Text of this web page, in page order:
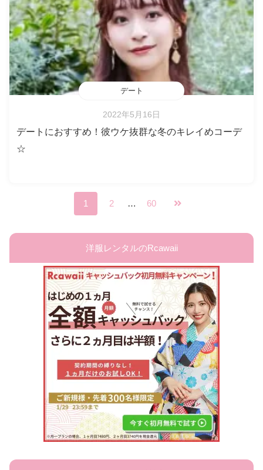
デート
2022年5月16日
デートにおすすめ！彼ウケ抜群な冬のキレイめコーデ
☆
1 2 … 60
洋服レンタルのRcawaii